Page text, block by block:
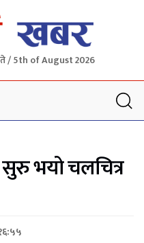
/ 5th of August 2026
भयो चलचित्र